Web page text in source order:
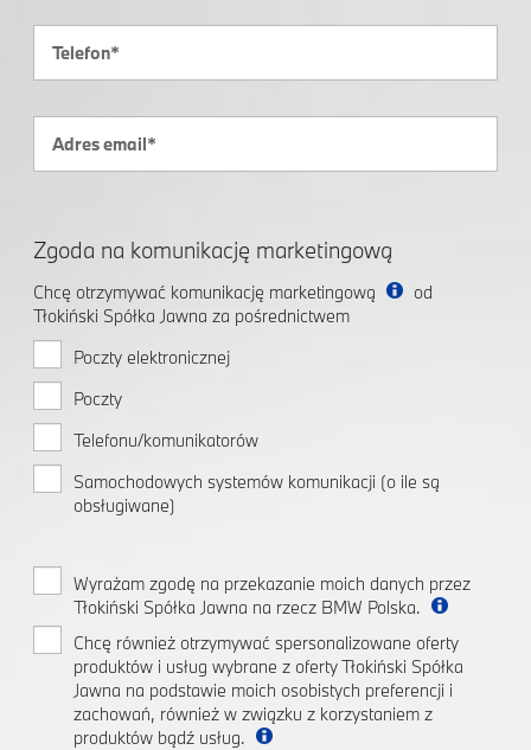
Zgoda na komunikację marketingową
Chcę otrzymywać komunikację marketingową
od
Tłokiński Spółka Jawna za pośrednictwem
Poczty elektronicznej
Poczty
Telefonu/komunikatorów
Samochodowych systemów komunikacji (o ile są
obsługiwane)
Wyrażam zgodę na przekazanie moich danych przez
Tłokiński Spółka Jawna na rzecz BMW Polska.
Chcę również otrzymywać spersonalizowane oferty
produktów i usług wybrane z oferty Tłokiński Spółka
Jawna na podstawie moich osobistych preferencji i
zachowań, również w związku z korzystaniem z
produktów bądź usług.